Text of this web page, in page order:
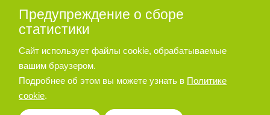
ПОДОБРАТЬ АНАЛОГ
+7 (495) 788-44-44
Предупреждение о сборе
статистики
Сайт использует файлы cookie, обрабатываемые
вашим браузером.
Подробнее об этом вы можете узнать в Политике
cookie.